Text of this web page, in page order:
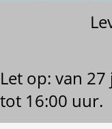
Let op: van
tot 16:00 uur.